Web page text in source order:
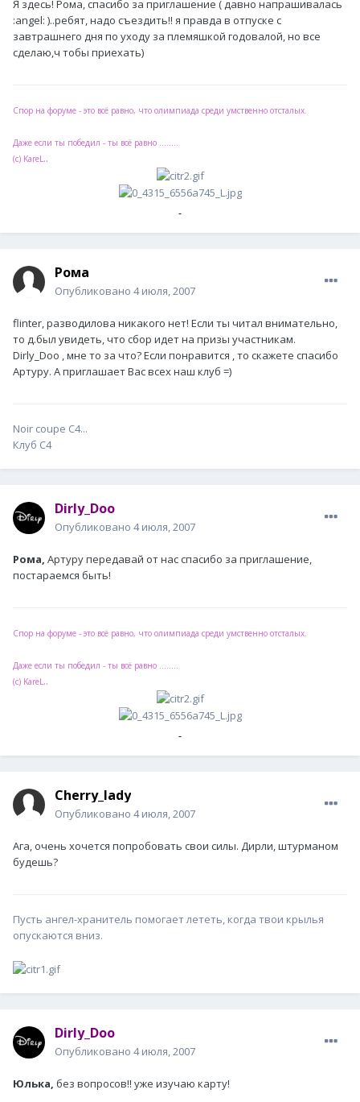
Я здесь! Рома, спасибо за приглашение ( давно напрашивалась
:angel: )..ребят, надо съездить!! я правда в отпуске с
завтрашнего дня по уходу за племяшкой годовалой, но все
сделаю,ч тобы приехать)
Спор на форуме - это всё равно, что олимпиада среди умственно отсталых.
Даже если ты победил - ты всё равно ........
(с) KareL..
Рома
Опубликовано 4 июля, 2007
flinter, разводилова никакого нет! Если ты читал внимательно,
то д.был увидеть, что сбор идет на призы участникам.
Dirly_Doo , мне то за что? Если понравится , то скажете спасибо
Артуру. А приглашает Вас всех наш клуб =)
Noir coupe C4...
Клуб С4
Dirly_Doo
Опубликовано 4 июля, 2007
Рома, Артуру передавай от нас спасибо за приглашение,
постараемся быть!
Спор на форуме - это всё равно, что олимпиада среди умственно отсталых.
Даже если ты победил - ты всё равно ........
(с) KareL..
Cherry_lady
Опубликовано 4 июля, 2007
Ага, очень хочется попробовать свои силы. Дирли, штурманом
будешь?
Пусть ангел-хранитель помогает лететь, когда твои крылья
опускаются вниз.
Dirly_Doo
Опубликовано 4 июля, 2007
Юлька, без вопросов!! уже изучаю карту!